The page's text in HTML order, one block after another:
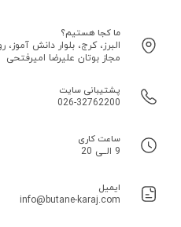
ما کجا هستیم؟
البرز، کرج، بلوار دانش
مجاز بوتان علیرضا امیرفتحی
پشتیبانی سایت
026-32762200
ساعت کاری
9 الــی 20
ایمیل
info@butane-karaj.com